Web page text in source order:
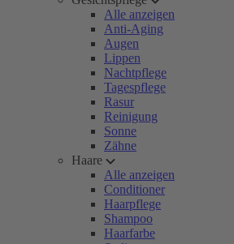
Alle anzeigen
Anti-Aging
Augen
Lippen
Nachtpflege
Tagespflege
Rasur
Reinigung
Sonne
Zähne
Haare
Alle anzeigen
Conditioner
Haarpflege
Shampoo
Haarfarbe